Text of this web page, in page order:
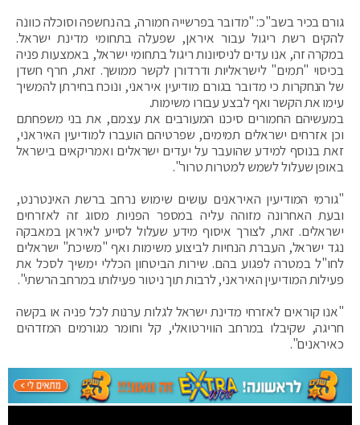
גורם בכיר בשב"כ: "מדובר בפרשייה חמורה, בה נחשפה וסוכלה כוונה
להקים רשת ריגול עבור איראן, שפעלה בתחומי מדינת ישראל.
במקרה זה, אנו עדים לניסיונות ריגול בתחומי ישראל, באמצעות פניה
בכיסוי "תמים" לישראליות ודרדורן לקשר ממושך. זאת, חרף חשדן
של הנחקרות כי מדובר בגורם מודיעין איראני, ונוכח בחירתן להמשיך
עימו את הקשר ואף לבצע עבורו משימות.
במעשיהם החמורים סיכנו המעורבים את עצמם, את בני משפחתם
וכן אזרחים ישראלים תמימים, שפרטיהם הועברו למודיעין האיראני,
זאת בנוסף למידע שהועבר על יעדים ישראלים ואמריקאים בישראל
באופן שעלול לשמש למטרות טרור".
"גורמי המודיעין האיראנים עושים שימוש נרחב ברשת האינטרנט,
ובעת האחרונה מזוהה עליה במספר הפניות מסוג זה לאזרחים
ישראלים. זאת, לצורך איסוף מידע שעלול לסייע לאיראן במאבקה
נגד ישראל, העברת הנחיות לביצוע משימות ואף "משיכת" ישראלים
לחו"ל במטרה לפגוע בהם. שירות הביטחון הכללי ימשיך לסכל את
פעילות המודיעין האיראני, לרבות תוך ניטור פעילותו במרחב הרשתי".
"אנו קוראים לאזרחי מדינת ישראל לגלות ערנות לכל פניה או בקשה
חריגה, שקיבלו במרחב הווירטואלי, קל וחומר מגורמים המזדהים
כאיראנים".